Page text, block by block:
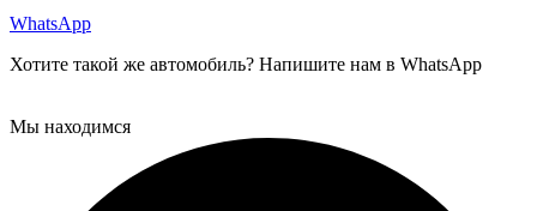
WhatsApp
Хотите такой же автомобиль? Напишите нам в WhatsApp
Мы находимся